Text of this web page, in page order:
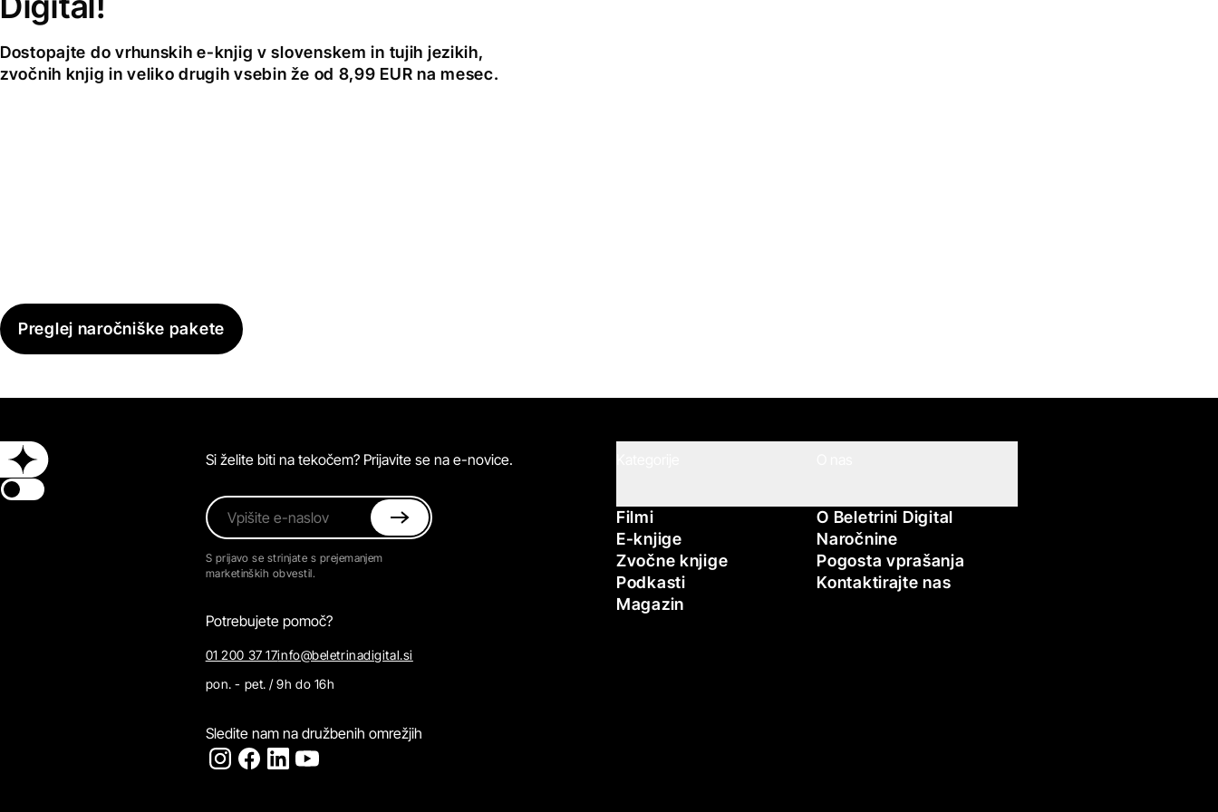
Dostopajte do vrhunskih e-knjig v slovenskem in tujih jezikih,
zvočnih knjig in veliko drugih vsebin že od 8,99 EUR na mesec.
Preglej naročniške pakete
Switch theme
Filmi
E-knjige
Zvočne knjige
Podkasti
Magazin
O Beletrini Digital
Naročnine
Pogosta vprašanja
Kontaktirajte nas
Si želite biti na tekočem? Prijavite se na e-novice.
Vpišite e-naslov
S prijavo se strinjate s prejemanjem
marketinških obvestil.
Potrebujete pomoč?
01 200 37 17info@beletrinadigital.si
pon. - pet. / 9h do 16h
Sledite nam na družbenih omrežjih